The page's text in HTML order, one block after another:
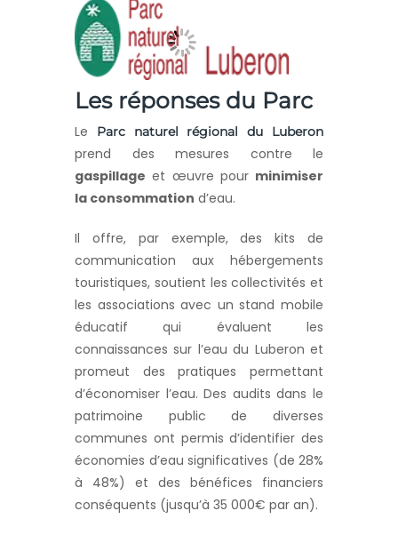
Les réponses du Parc
Le Parc naturel régional du Luberon
prend des mesures contre le
gaspillage et œuvre pour minimiser
la consommation d’eau.
Il offre, par exemple, des kits de
communication aux hébergements
touristiques, soutient les collectivités et
les associations avec un stand mobile
éducatif qui évaluent les
connaissances sur l’eau du Luberon et
promeut des pratiques permettant
d’économiser l’eau. Des audits dans le
patrimoine public de diverses
communes ont permis d’identifier des
économies d’eau significatives (de 28%
à 48%) et des bénéfices financiers
conséquents (jusqu’à 35 000€ par an).